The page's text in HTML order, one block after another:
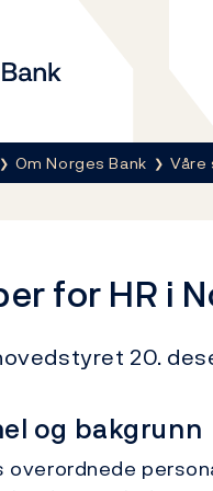
Om Norges Bank Våre
for HR i
20.
og bakgrunn
overordnede